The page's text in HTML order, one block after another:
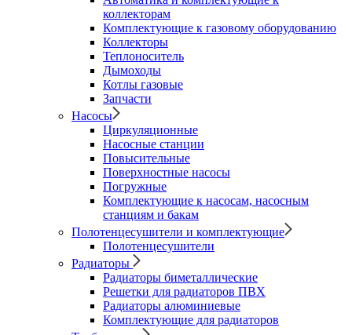
коллекторам
Комплектующие к газовому оборудованию
Коллекторы
Теплоноситель
Дымоходы
Котлы газовые
Запчасти
Насосы
Циркуляционные
Насосные станции
Повысительные
Поверхностные насосы
Погружные
Комплектующие к насосам, насосным
станциям и бакам
Полотенцесушители и комплектующие
Полотенцесушители
Радиаторы
Радиаторы биметаллические
Решетки для радиаторов ПВХ
Радиаторы алюминиевые
Комплектующие для радиаторов